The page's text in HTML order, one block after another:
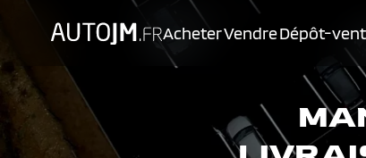
AcheterVendreDépôt-